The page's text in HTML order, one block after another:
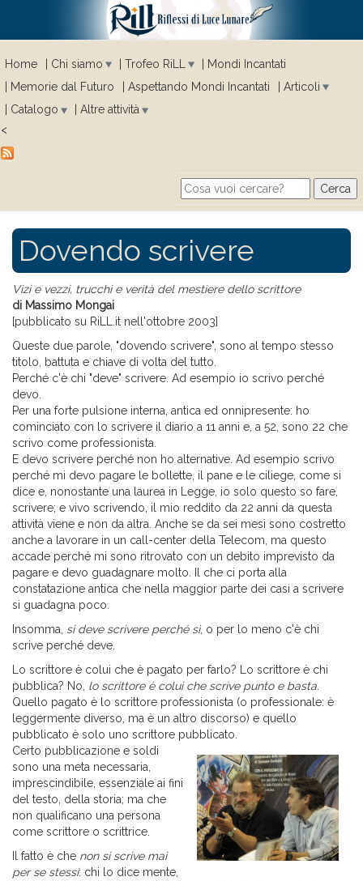
Home Chi siamo Trofeo RiLL
Mondi Incantati
Memorie dal Futuro
Aspettando Mondi Incantati
Articoli
Catalogo
Altre attività
<
Search form
Cerca
Dovendo scrivere
Vizi e vezzi, trucchi e verità del mestiere dello scrittore
di Massimo Mongai
[pubblicato su RiLL.it nell'ottobre 2003]
Queste due parole, "dovendo scrivere", sono al tempo stesso
titolo, battuta e chiave di volta del tutto.
Perché c'è chi "deve" scrivere. Ad esempio io scrivo perché
devo.
Per una forte pulsione interna, antica ed onnipresente: ho
cominciato con lo scrivere il diario a 11 anni e, a 52, sono 22 che
scrivo come professionista.
E devo scrivere perché non ho alternative. Ad esempio scrivo
perché mi devo pagare le bollette, il pane e le ciliege, come si
dice e, nonostante una laurea in Legge, io solo questo so fare,
scrivere; e vivo scrivendo, il mio reddito da 22 anni da questa
attività viene e non da altra. Anche se da sei mesi sono costretto
anche a lavorare in un call-center della Telecom, ma questo
accade perché mi sono ritrovato con un debito imprevisto da
pagare e devo guadagnare molto. Il che ci porta alla
constatazione antica che nella maggior parte dei casi a scrivere
si guadagna poco.
Insomma, si deve scrivere perché sì, o per lo meno c'è chi
scrive perché deve.
Lo scrittore è colui che è pagato per farlo? Lo scrittore è chi
pubblica? No, lo scrittore è colui che scrive punto e basta
Quello pagato è lo scrittore professionista (o professionale: è
leggermente diverso, ma è un altro discorso) e quello
pubblicato è solo uno scrittore pubblicato.
Certo pubblicazione e soldi
sono una meta necessaria,
imprescindibile, essenziale ai fini
del testo, della storia; ma che
non qualificano una persona
come scrittore o scrittrice.
Il fatto è che non si scrive mai
per se stessi: chi lo dice mente,